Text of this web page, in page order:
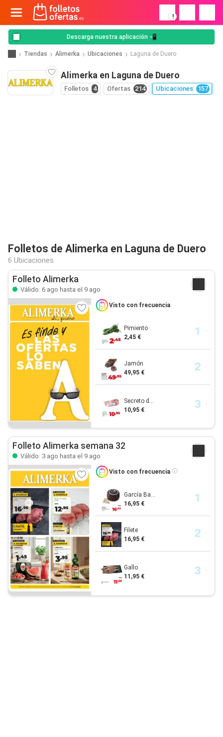
!
Descarga nuestra aplicación 📲
Tiendas Alimerka Ubicaciones Laguna de Duero
Alimerka en Laguna de Duero
Folletos 4 Ofertas 214 Ubicaciones 157
Folletos de Alimerka en Laguna de Duero
6 Ubicaciones
Folleto Alimerka
Válido: 6 ago hasta el 9 ago
Visto con frecuencia
Pimiento
2,45 €
Jamón
49,95 €
Secreto d...
10,95 €
Folleto Alimerka semana 32
Válido: 3 ago hasta el 9 ago
Visto con frecuencia
García Ba...
16,95 €
Filete
16,95 €
Gallo
11,95 €